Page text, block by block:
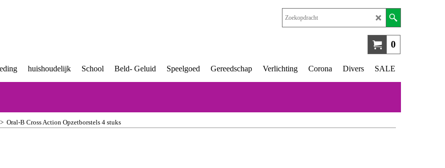
0
huishoudelijk School Beld- Geluid Speelgoed Gereedschap Verlichting Corona Divers SALE
> Oral-B Cross Action Opzetborstels 4 stuks